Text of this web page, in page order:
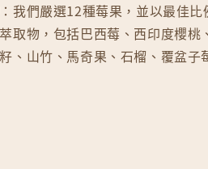
：我們嚴選12種莓果，並以最佳
取物，包括巴西莓、西印度櫻桃
、山竹、馬奇果、石榴、覆盆子